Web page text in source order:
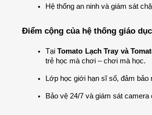
Hệ thống an ninh và giám sát
Điểm cộng của hệ thống giáo
Tại Tomato Lạch Tray và
trẻ học mà chơi – chơi mà học.
Lớp học giới hạn sĩ số, đảm
Bảo vệ 24/7 và giám sát camera